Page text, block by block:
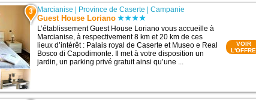
3 Marcianise Province de Caserte |Campanie
Guest House Loriano
L’établissement Guest House Loriano vous accueille à
Marcianise, à respectivement 8 km et 20 km de ces
lieux d’intérêt : Palais royal de Caserte et Museo e Real
Bosco di Capodimonte. Il met à votre disposition un
jardin, un parking privé gratuit ainsi qu’une ...
VOIR
L'OFFRE